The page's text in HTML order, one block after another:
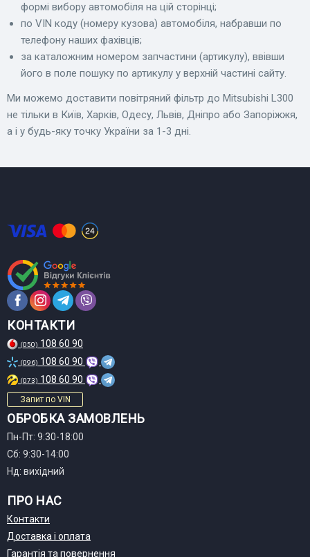
формі вибору автомобіля на цій сторінці;
по VIN коду (номеру кузова) автомобіля, набравши по
телефону наших фахівців;
за каталожним номером запчастини (артикулу), ввівши
його в поле пошуку по артикулу у верхній частині сайту.
Ми можемо доставити повітряний фільтр до Mitsubishi L300
не тільки в Київ, Харків, Одесу, Львів, Дніпро або Запоріжжя,
а і у будь-яку точку України за 1-3 дні.
КОНТАКТИ
(050) 108 60 90
(096) 108 60 90
(073) 108 60 90
Запит по VIN
ОБРОБКА ЗАМОВЛЕНЬ
Пн-Пт: 9:30-18:00
Сб: 9:30-14:00
Нд: вихідний
ПРО НАС
Контакти
Доставка і оплата
Гарантія та повернення